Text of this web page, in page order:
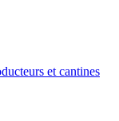
et cantines